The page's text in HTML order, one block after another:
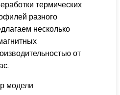
термических
разного
несколько
от
модели